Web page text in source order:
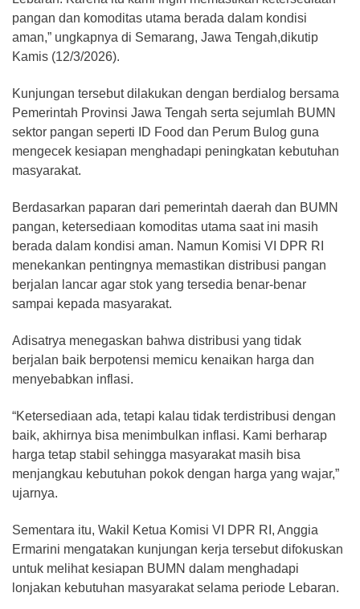
pangan dan komoditas utama berada dalam kondisi
aman,” ungkapnya di Semarang, Jawa Tengah,dikutip
Kamis (12/3/2026).
Kunjungan tersebut dilakukan dengan berdialog bersama
Pemerintah Provinsi Jawa Tengah serta sejumlah BUMN
sektor pangan seperti ID Food dan Perum Bulog guna
mengecek kesiapan menghadapi peningkatan kebutuhan
masyarakat.
Berdasarkan paparan dari pemerintah daerah dan BUMN
pangan, ketersediaan komoditas utama saat ini masih
berada dalam kondisi aman. Namun Komisi VI DPR RI
menekankan pentingnya memastikan distribusi pangan
berjalan lancar agar stok yang tersedia benar-benar
sampai kepada masyarakat.
Adisatrya menegaskan bahwa distribusi yang tidak
berjalan baik berpotensi memicu kenaikan harga dan
menyebabkan inflasi.
“Ketersediaan ada, tetapi kalau tidak terdistribusi dengan
baik, akhirnya bisa menimbulkan inflasi. Kami berharap
harga tetap stabil sehingga masyarakat masih bisa
menjangkau kebutuhan pokok dengan harga yang wajar,”
ujarnya.
Sementara itu, Wakil Ketua Komisi VI DPR RI, Anggia
Ermarini mengatakan kunjungan kerja tersebut difokuskan
untuk melihat kesiapan BUMN dalam menghadapi
lonjakan kebutuhan masyarakat selama periode Lebaran.